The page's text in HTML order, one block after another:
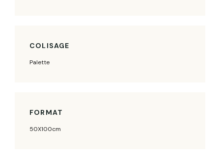
COLISAGE
Palette
FORMAT
50X100cm